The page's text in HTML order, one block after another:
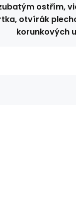
ostřím,
otvírák
korunkových